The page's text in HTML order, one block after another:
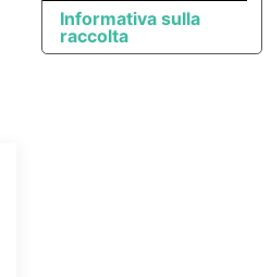
Informativa sulla
raccolta